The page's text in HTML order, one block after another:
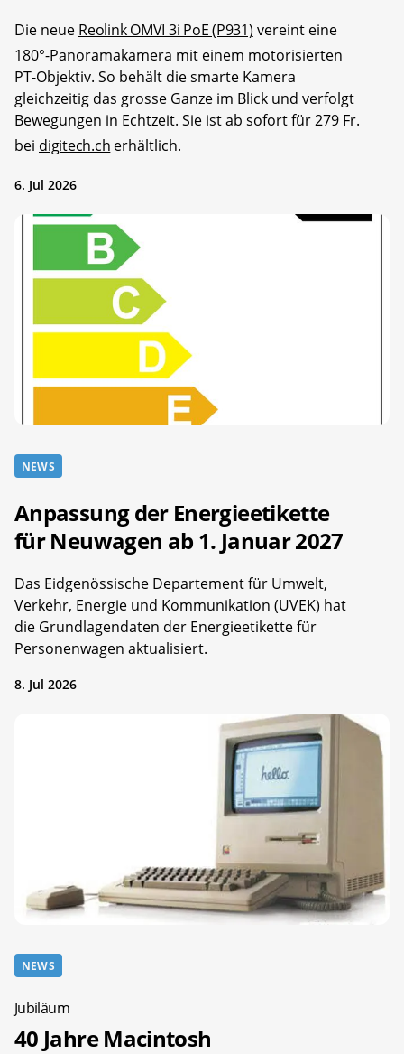
Die neue Reolink OMVI 3i PoE (P931) vereint eine
180°-Panoramakamera mit einem motorisierten
PT-Objektiv. So behält die smarte Kamera
gleichzeitig das grosse Ganze im Blick und verfolgt
Bewegungen in Echtzeit. Sie ist ab sofort für 279 Fr.
bei digitech.ch erhältlich.
6. Jul 2026
NEWS
Anpassung der Energieetikette
für Neuwagen ab 1. Januar 2027
Das Eidgenössische Departement für Umwelt,
Verkehr, Energie und Kommunikation (UVEK) hat
die Grundlagendaten der Energieetikette für
Personenwagen aktualisiert.
8. Jul 2026
NEWS
Jubiläum
40 Jahre Macintosh